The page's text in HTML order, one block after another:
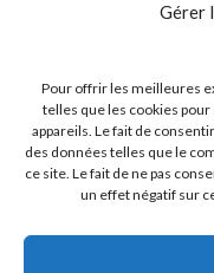
Gérer
Pour offrir les meilleures
telles que les cookies
appareils. Le fait de
des données telles que le
ce site. Le fait de ne pas
un effet négatif sur